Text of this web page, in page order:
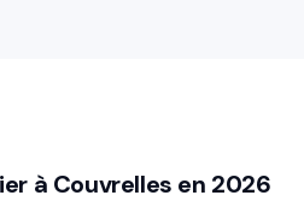
à Couvrelles en 2026